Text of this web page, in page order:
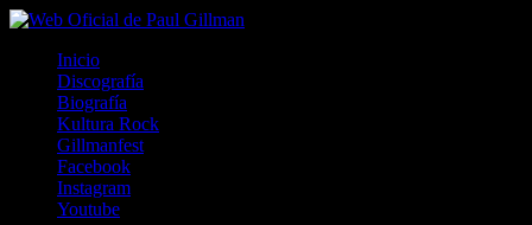
Inicio
Discografía
Biografía
Kultura Rock
Gillmanfest
Facebook
Instagram
Youtube